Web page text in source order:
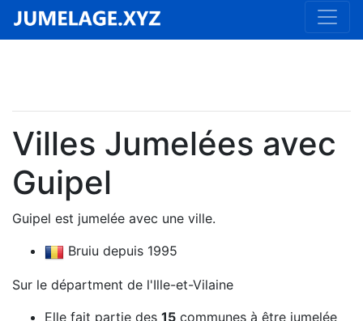
Villes Jumelées avec
Guipel
Guipel est jumelée avec une ville.
Bruiu depuis 1995
Sur le départment de l'Ille-et-Vilaine
Elle fait partie des 15 communes à être jumelée